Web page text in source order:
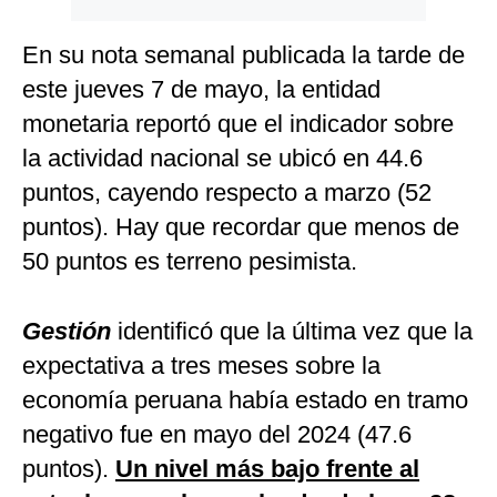
En su nota semanal publicada la tarde de
este jueves 7 de mayo, la entidad
monetaria reportó que el indicador sobre
la actividad nacional se ubicó en 44.6
puntos, cayendo respecto a marzo (52
puntos). Hay que recordar que menos de
50 puntos es terreno pesimista.
Gestión identificó que la última vez que la
expectativa a tres meses sobre la
economía peruana había estado en tramo
negativo fue en mayo del 2024 (47.6
puntos). Un nivel más bajo frente al